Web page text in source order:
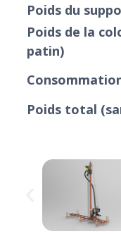
Poids du
Poids de la
patin)
Poids total